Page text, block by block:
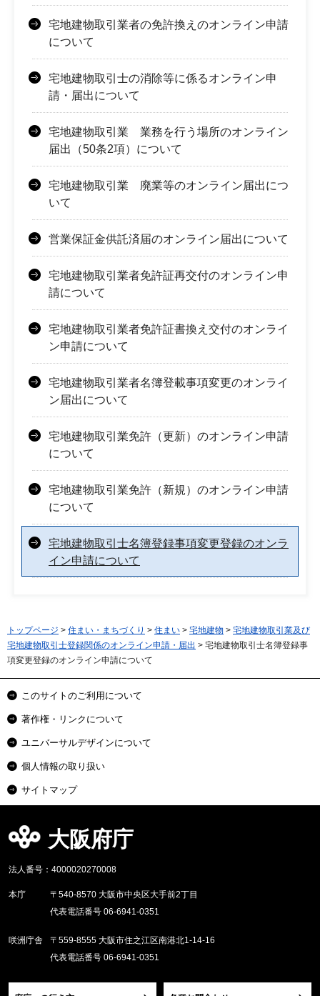
宅地建物取引業者の免許換えのオンライン申請
について
宅地建物取引士の消除等に係るオンライン申
請・届出について
宅地建物取引業 業務を行う場所のオンライン
届出（50条2項）について
宅地建物取引業 廃業等のオンライン届出につ
いて
営業保証金供託済届のオンライン届出について
宅地建物取引業者免許証再交付のオンライン申
請について
宅地建物取引業者免許証書換え交付のオンライ
ン申請について
宅地建物取引業者名簿登載事項変更のオンライ
ン届出について
宅地建物取引業免許（更新）のオンライン申請
について
宅地建物取引業免許（新規）のオンライン申請
について
宅地建物取引士名簿登録事項変更登録のオンラ
イン申請について
トップページ > 住まい・まちづくり > 住まい > 宅地建物 > 宅地建物取引業及び
宅地建物取引士登録関係のオンライン申請・届出 > 宅地建物取引士名簿登録事
項変更登録のオンライン申請について
このサイトのご利用について
著作権・リンクについて
ユニバーサルデザインについて
個人情報の取り扱い
サイトマップ
大阪府庁
法人番号：4000020270008
本庁
〒540-8570 大阪市中央区大手前2丁目
代表電話番号 06-6941-0351
咲洲庁舎
〒559-8555 大阪市住之江区南港北1-14-16
代表電話番号 06-6941-0351